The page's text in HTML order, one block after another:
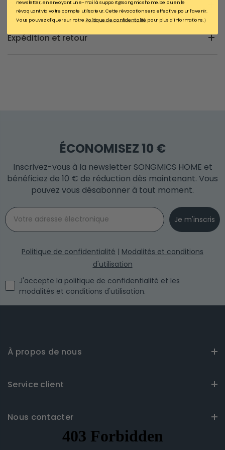
Questions et réponses
Expédition et retour
ÉCONOMISEZ 10 €
Inscrivez-vous à la newsletter SONGMICS HOME et
bénéficiez de 10 € de réduction dès maintenant. Vous
pouvez vous désabonner à tout moment.
Email
Je m'inscris
Politique de confidentialité | Modalités et conditions
d'utilisation
I agree with the privacy policy and the terms and
J'accepte la politique de confidentialité et les
modalités et conditions d'utilisation.
À propos de nous
Service client
Nous contacter
newsletter, en envoyant un e-mail à support@songmicshome.be ou en le
révoquant via votre compte utilisateur. Cette révocation sera effective pour l’avenir.
Vous pouvez cliquer sur notre Politique de confidentialité pour plus d'informations.）